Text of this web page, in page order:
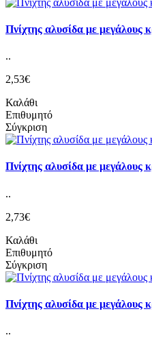
Πνίχτης αλυσίδα με μεγάλους
..
2,53€
Καλάθι
Επιθυμητό
Σύγκριση
Πνίχτης αλυσίδα με μεγάλους
..
2,73€
Καλάθι
Επιθυμητό
Σύγκριση
Πνίχτης αλυσίδα με μεγάλους
..